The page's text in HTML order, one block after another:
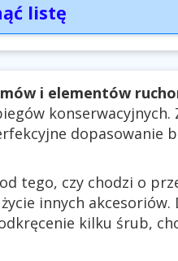
listę
i elementów
konserwacyjnych.
dopasowanie
tego, czy chodzi o
innych akcesoriów.
kilku śrub,